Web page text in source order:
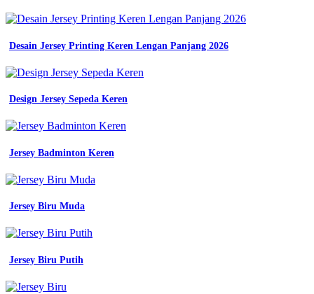
Desain Jersey Printing Keren Lengan Panjang 2026
Design Jersey Sepeda Keren
Jersey Badminton Keren
Jersey Biru Muda
Jersey Biru Putih